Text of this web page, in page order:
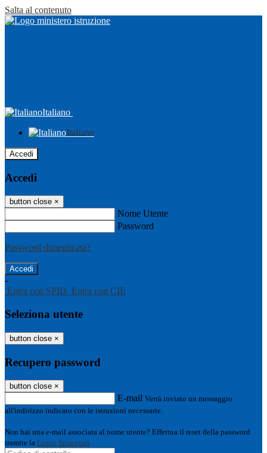
Salta al contenuto
Italiano
Italiano
Accedi
Accedi
button close ×
Nome Utente
Password
Password dimenticata?
-
Entra con SPID Entra con CIE
Seleziona utente
button close ×
Recupero password
button close ×
E-mail Verrà inviato un messaggio
all'indirizzo indicato con le istruzioni necessarie.
Non hai una e-mail associata al nome utente? Effettua il reset della password
tramite la Login Spaggiari